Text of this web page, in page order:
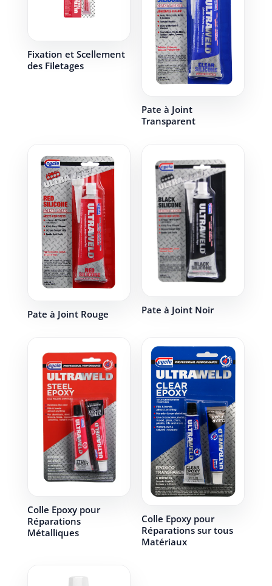
Fixation et Scellement
des Filetages
Pate à Joint
Transparent
Pate à Joint Rouge Pate à Joint Noir
Colle Epoxy pour
Réparations
Métalliques
Colle Epoxy pour
Réparations sur tous
Matériaux